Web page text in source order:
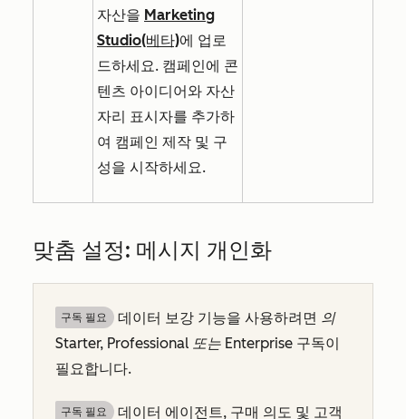
자산을 Marketing
Studio(베타)에 업로
드하세요. 캠페인에 콘
텐츠 아이디어와 자산
자리 표시자를 추가하
여 캠페인 제작 및 구
성을 시작하세요.
맞춤 설정: 메시지 개인화
구독 필요 데이터 보강 기능을 사용하려면 의
Starter, Professional 또는 Enterprise 구독이
필요합니다.
구독 필요 데이터 에이전트, 구매 의도 및 고객